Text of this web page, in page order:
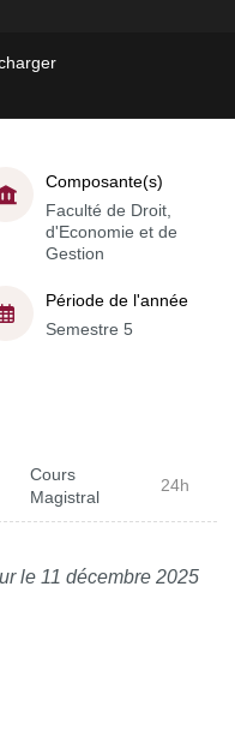
Composante(s)
Faculté de Droit,
d'Economie et de
Gestion
Période de l'année
Semestre 5
Cours
Magistral
24h
le 11 décembre 2025